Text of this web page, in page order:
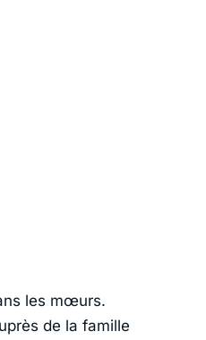
les mœurs.
de la famille